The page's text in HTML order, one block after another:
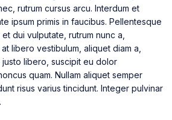
rutrum cursus arcu. Interdum et
ipsum primis in faucibus. Pellentesque
dui vulputate, rutrum nunc a,
libero vestibulum, aliquet diam a,
justo libero, suscipit eu dolor
quam. Nullam aliquet semper
risus varius tincidunt. Integer pulvinar